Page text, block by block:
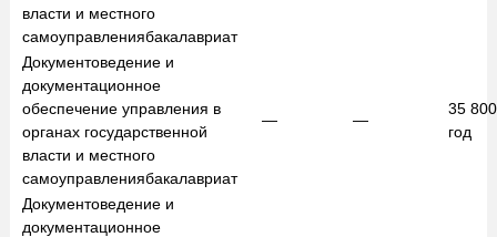
власти и местного
самоуправлениябакалавриат
Документоведение и
документационное
обеспечение управления в
органах государственной
власти и местного
самоуправлениябакалавриат
— —
35
год
Документоведение и
документационное